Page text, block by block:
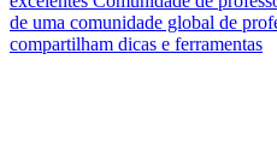
de uma comunidade global de
compartilham dicas e ferramentas